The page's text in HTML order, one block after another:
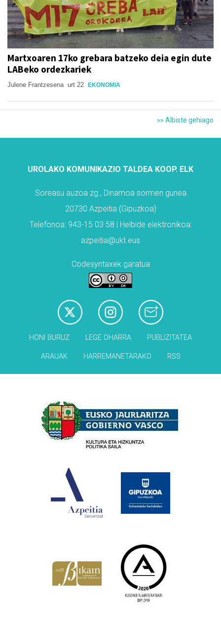
Martxoaren 17ko grebara batzeko deia egin dute
LABeko ordezkariek
Julene Frantzesena urt 22 EKONOMIA
»» Albiste gehiago
UROLAKO KOMUNIKAZIO TALDEA KOOP. ELK
Soreasu auzoa zg., Dinamoa sormen gunea
20730 Azpeitia (Gipuzkoa)
Telefonoa: 943-15 03 58 | Helbide elektronikoa:
azpeitia@ukt.eus
Codesyntaxek garatua
HONI BURUZ LEGE OHARRA PUBLIZITATEA
ARAUAK HARREMANETARAKO RSS